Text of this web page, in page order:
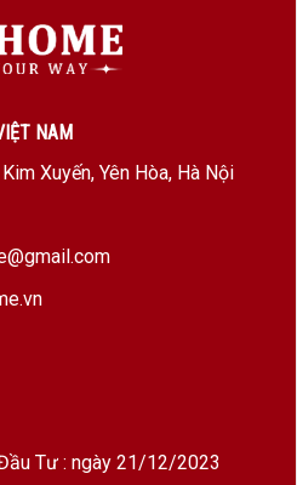
NAM
Xuyến, Yên Hòa, Hà Nội
Tư : ngày 21/12/2023